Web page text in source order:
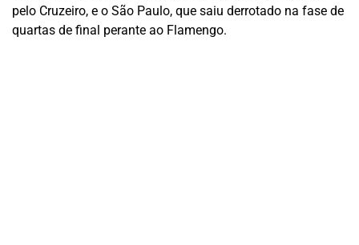
pelo Cruzeiro, e o São Paulo, que saiu derrotado na fase de
quartas de final perante ao Flamengo.